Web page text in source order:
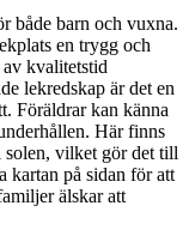
både barn och vuxna.
en trygg och
kvalitetstid
lekredskap är det en
Föräldrar kan känna
Här finns
solen, vilket gör det till
kartan på sidan för att
älskar att